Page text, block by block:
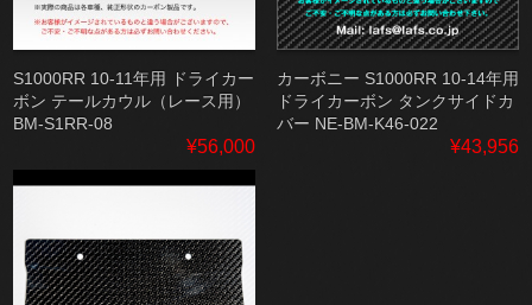
S1000RR 10-11年用 ドライカー
ボン テールカウル（レース用）
BM-S1RR-08
¥56,000
カーボニー S1000RR 10-14年用
ドライカーボン タンクサイドカ
バー NE-BM-K46-022
¥43,956